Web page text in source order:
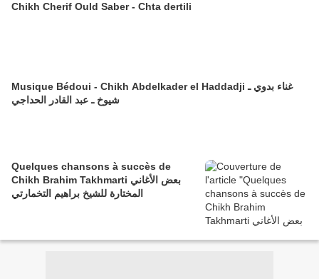
Chikh Cherif Ould Saber - Chta dertili
Musique Bédoui - Chikh Abdelkader el Haddadji غناء بدوي ـ
شيوخ ـ عبد القادر الحداجي
Quelques chansons à succès de
Chikh Brahim Takhmarti بعض الأغاني
المختارة للشيخ براهيم التخمارتي